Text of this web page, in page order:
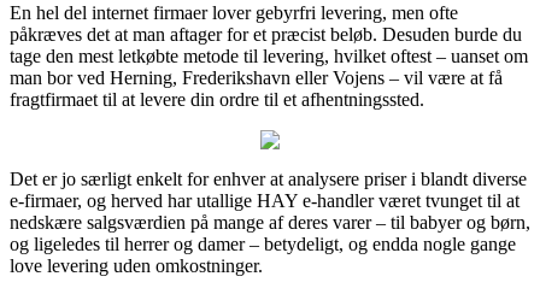
En hel del internet firmaer lover gebyrfri levering, men ofte
påkræves det at man aftager for et præcist beløb. Desuden burde du
tage den mest letkøbte metode til levering, hvilket oftest – uanset om
man bor ved Herning, Frederikshavn eller Vojens – vil være at få
fragtfirmaet til at levere din ordre til et afhentningssted.
Det er jo særligt enkelt for enhver at analysere priser i blandt diverse
e-firmaer, og herved har utallige HAY e-handler været tvunget til at
nedskære salgsværdien på mange af deres varer – til babyer og børn,
og ligeledes til herrer og damer – betydeligt, og endda nogle gange
love levering uden omkostninger.